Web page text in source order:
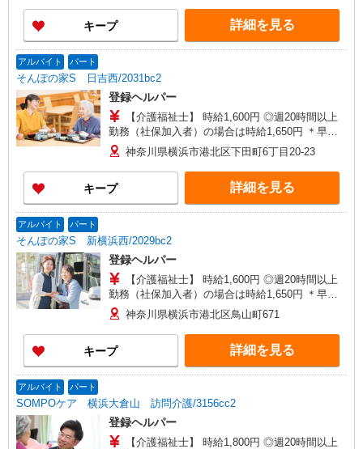
（ヘルパー1級・2級）】 時給1,520円 ◎週20時間
以上勤務（社保加入者）の場合は時給1,570円 ＊
早朝夜間（〜8:00、18:00〜）：時給1,900円〜 ＊
が同時給 ◎キャンセル手当：職務時給の60％支給
キープ 詳細を見る
アルバイト パート
そんぽの家S 日吉西/2031bc2
登録ヘルパー
【介護福祉士】 時給1,600円 ◎週20時間以上
勤務（社保加入者）の場合は時給1,650円 ＊早朝
夜間（〜8:00、18:00〜）：時給2,000円〜 ＊日曜
祝日：時給1,900円〜 【実務者研修・初任者研修
（ヘルパー1級・2級）】 時給1,520円 ◎週20時間
以上勤務（社保加入者）の場合は時給1,570円 ＊
早朝夜間（〜8:00、18:00〜）：時給1,900円〜 ＊
が同時給 ◎キャンセル手当：職務時給の60％支給
神奈川県横浜市港北区下田町6丁目20-23
キープ 詳細を見る
アルバイト パート
そんぽの家S 新横浜西/2029bc2
登録ヘルパー
【介護福祉士】 時給1,600円 ◎週20時間以上
勤務（社保加入者）の場合は時給1,650円 ＊早朝
夜間（〜8:00、18:00〜）：時給2,000円〜 ＊日曜
祝日：時給1,900円〜 【実務者研修・初任者研修
（ヘルパー1級・2級）】 時給1,520円 ◎週20時間
以上勤務（社保加入者）の場合は時給1,570円 ＊
早朝夜間（〜8:00、18:00〜）：時給1,900円〜 ＊
が同時給 ◎キャンセル手当：職務時給の60％支給
神奈川県横浜市港北区鳥山町671
キープ 詳細を見る
アルバイト パート
SOMPOケア 横浜大倉山 訪問介護/3156cc2
登録ヘルパー
【介護福祉士】 時給1,800円 ◎週20時間以上